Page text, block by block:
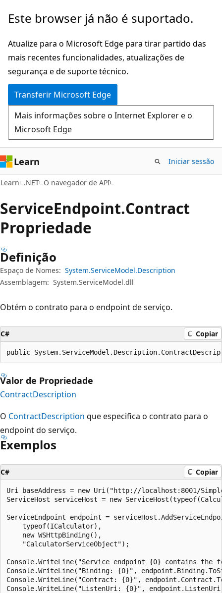
Saltar
o
conteúdo
principal
Saltar
a
navegação
na
página
Este browser já não é suportado.
Atualize para o Microsoft Edge para tirar partido das
mais recentes funcionalidades, atualizações de
segurança e de suporte técnico.
Transferir Microsoft Edge
Mais informações sobre o Internet Explorer e o
Microsoft Edge
Learn Iniciar sessão
Learn .NET O navegador de API
ServiceEndpoint.Contract
Propriedade
Definição
Espaço de Nomes: System.ServiceModel.Description
Assemblagem: System.ServiceModel.dll
Obtém o contrato para o endpoint de serviço.
C# Copiar
public
Valor de Propriedade
ContractDescription
O ContractDescription que especifica o contrato para o
endpoint do serviço.
Exemplos
C# Copiar
Uri baseAddress = new Uri("http://localhost:8001/
ServiceHost serviceHost = new
ServiceEndpoint endpoint =
    typeof(ICalculator),
    new WSHttpBinding(),
    "CalculatorServiceObject");
Console.WriteLine("Service endpoint {0} contains the
Console.WriteLine("Binding: {0}",
Console.WriteLine("Contract: {0}",
Console.WriteLine("ListenUri: {0}",